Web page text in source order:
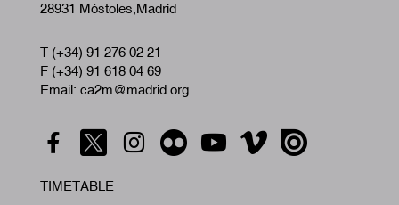
28931 Móstoles,Madrid
T (+34) 91 276 02 21
F (+34) 91 618 04 69
Email: ca2m@madrid.org
TIMETABLE